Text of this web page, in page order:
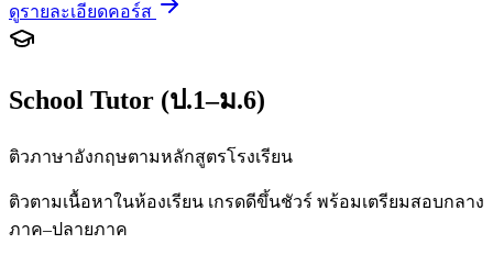
ดูรายละเอียดคอร์ส
School Tutor (ป.1–ม.6)
ติวภาษาอังกฤษตามหลักสูตรโรงเรียน
ติวตามเนื้อหาในห้องเรียน เกรดดีขึ้นชัวร์ พร้อมเตรียมสอบกลาง
ภาค–ปลายภาค